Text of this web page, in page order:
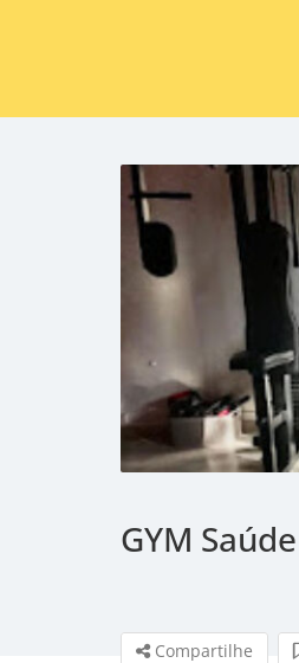
GYM
Compartilhe